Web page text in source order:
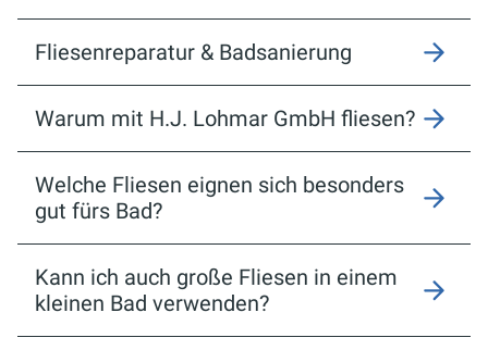
Fliesenreparatur & Badsanierung
Warum mit H.J. Lohmar GmbH fliesen?
Welche Fliesen eignen sich besonders
gut fürs Bad?
Kann ich auch große Fliesen in einem
kleinen Bad verwenden?